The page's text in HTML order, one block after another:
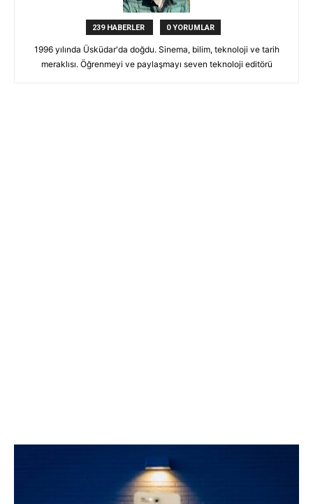
239 HABERLER 0 YORUMLAR
1996 yılında Üsküdar'da doğdu. Sinema, bilim, teknoloji ve tarih
meraklısı. Öğrenmeyi ve paylaşmayı seven teknoloji editörü